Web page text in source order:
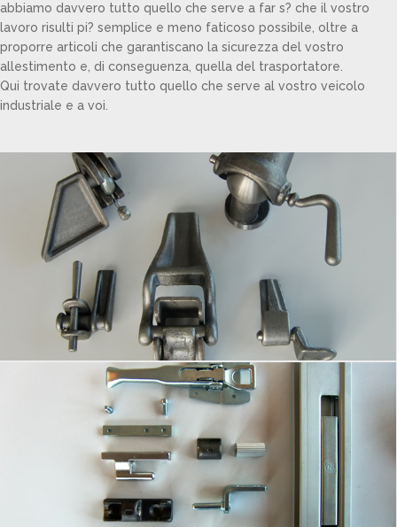
abbiamo davvero tutto quello che serve a far s? che il vostro
lavoro risulti pi? semplice e meno faticoso possibile, oltre a
proporre articoli che garantiscano la sicurezza del vostro
allestimento e, di conseguenza, quella del trasportatore.
Qui trovate davvero tutto quello che serve al vostro veicolo
industriale e a voi.